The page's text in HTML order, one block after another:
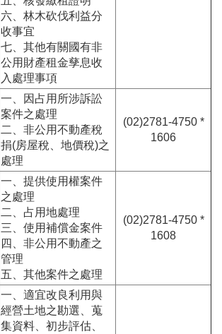
六、林木砍伐利益分
收事宜
七、其他有關國有非
公用財產租金孳息收
入處理事項
一、因占用所涉訴訟
案件之處理
二、非公用不動產稅
捐(房屋稅、地價稅)之
處理
(02)2781-4750 *
1606
一、提供使用權案件
之處理
二、占用地處理
三、使用補償金案件
四、非公用不動產之
管理
五、其他案件之處理
(02)2781-4750 *
1608
一、適宜改良利用與
經營土地之勘選、蒐
集資料、初步評估、